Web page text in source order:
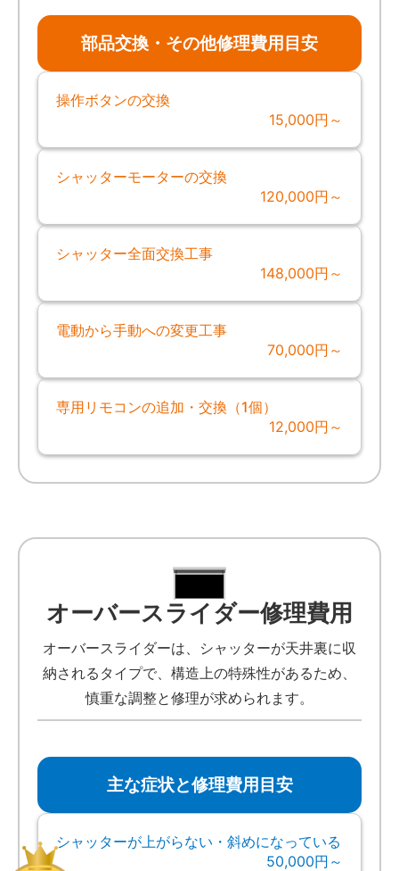
部品交換・その他修理費用目安
操作ボタンの交換
15,000円～
シャッターモーターの交換
120,000円～
シャッター全面交換工事
148,000円～
電動から手動への変更工事
70,000円～
専用リモコンの追加・交換（1個）
12,000円～
オーバースライダー修理費用
オーバースライダーは、シャッターが天井裏に収
納されるタイプで、構造上の特殊性があるため、
慎重な調整と修理が求められます。
主な症状と修理費用目安
シャッターが上がらない・斜めになっている
50,000円～